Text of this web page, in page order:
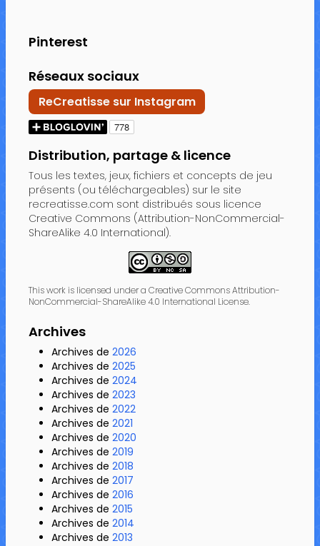
Pinterest
Réseaux sociaux
ReCreatisse sur Instagram
Distribution, partage & licence
Tous les textes, jeux, fichiers et concepts de jeu
présents (ou téléchargeables) sur le site
recreatisse.com sont distribués sous licence
Creative Commons (Attribution-NonCommercial-
ShareAlike 4.0 International).
This work is licensed under a Creative Commons Attribution-
NonCommercial-ShareAlike 4.0 International License.
Archives
Archives de 2026
Archives de 2025
Archives de 2024
Archives de 2023
Archives de 2022
Archives de 2021
Archives de 2020
Archives de 2019
Archives de 2018
Archives de 2017
Archives de 2016
Archives de 2015
Archives de 2014
Archives de 2013